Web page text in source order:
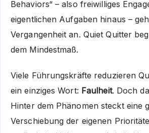
Behaviors“ – also freiwilliges
eigentlichen Aufgaben hinaus –
Vergangenheit an. Quiet Quitter
dem Mindestmaß.
Viele Führungskräfte reduzieren
ein einziges Wort: Faulheit. Doch
Hinter dem Phänomen steckt eine
Verschiebung der eigenen